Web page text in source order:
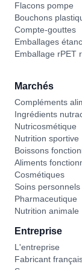
Flacons pompe
Bouchons
Compte-gouttes
Emballages
Emballage rPET
Marchés
Compléments
Ingrédients
Nutricosmétique
Nutrition sportive
Boissons
Aliments
Cosmétiques
Soins personnels
Pharmaceutique
Nutrition animale
Entreprise
L'entreprise
Fabricant